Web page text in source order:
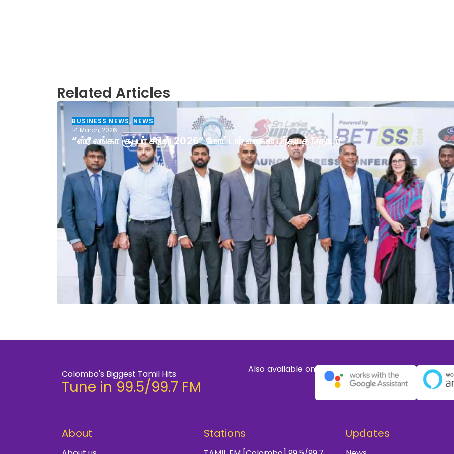
Related Articles
BUSINESS NEWS, NEWS
14 March, 2026
“ஸ்ரீ லங்கா சூப்பர் சீரிஸ் 2026” மோட்டார் வாகன பந்தயத் தொடர்
Colombo's Biggest Tamil Hits
Tune in 99.5/99.7 FM
Also available on
About Stations Updates